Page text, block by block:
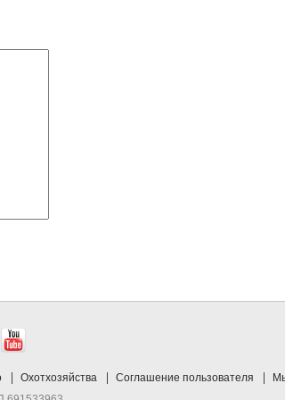
Охотхозяйства Соглашение пользователя